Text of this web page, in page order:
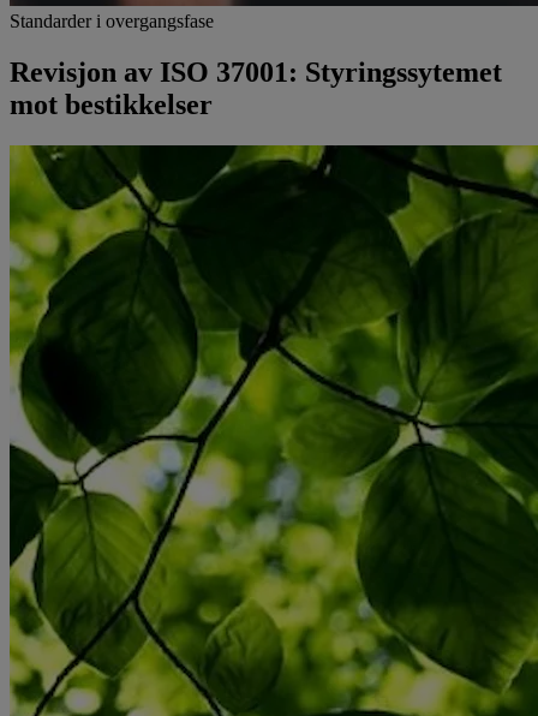
Standarder i overgangsfase
Revisjon av ISO 37001: Styringssytemet
mot bestikkelser